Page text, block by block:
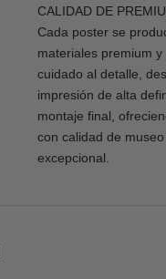
CALIDAD DE
Cada poster se
materiales premium
cuidado al detalle,
impresión de alta
montaje final,
con calidad de
excepcional.